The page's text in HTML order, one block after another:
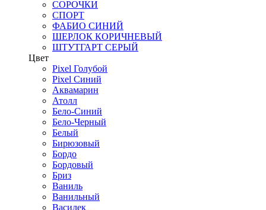
СОРОЧКИ
СПОРТ
ФАБИО СИНИЙ
ШЕРЛОК КОРИЧНЕВЫЙ
ШТУТГАРТ СЕРЫЙ
Цвет
Pixel Голубой
Pixel Синий
Аквамарин
Атолл
Бело-Синий
Бело-Черный
Белый
Бирюзовый
Бордо
Бордовый
Бриз
Ваниль
Ванильный
Василек